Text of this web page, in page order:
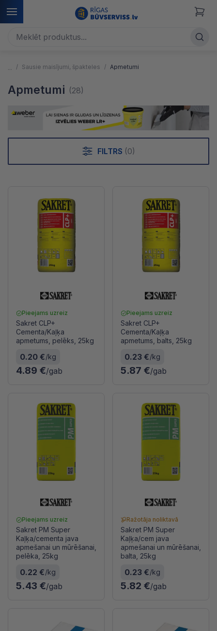
Sausie maisījumi, špakteles Apmetumi
Apmetumi (28)
FILTRS (0)
Pieejams uzreiz
Sakret CLP+
Cementa/Kaļķa
apmetums, pelēks, 25kg
0.20 €/kg
4.89 €/gab
Pieejams uzreiz
Sakret CLP+
Cementa/Kaļķa
apmetums, balts, 25kg
0.23 €/kg
5.87 €/gab
Pieejams uzreiz
Sakret PM Super
Kaļķa/cementa java
apmešanai un mūrēšanai,
pelēka, 25kg
0.22 €/kg
5.43 €/gab
Ražotāja noliktavā
Sakret PM Super
Kaļķa/cem java
apmešanai un mūrēšanai,
balta, 25kg
0.23 €/kg
5.82 €/gab